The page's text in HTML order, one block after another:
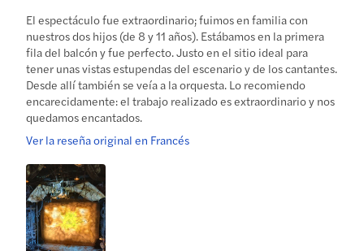
El espectáculo fue extraordinario; fuimos en familia con
nuestros dos hijos (de 8 y 11 años). Estábamos en la primera
fila del balcón y fue perfecto. Justo en el sitio ideal para
tener unas vistas estupendas del escenario y de los cantantes.
Desde allí también se veía a la orquesta. Lo recomiendo
encarecidamente: el trabajo realizado es extraordinario y nos
quedamos encantados.
Ver la reseña original en Francés